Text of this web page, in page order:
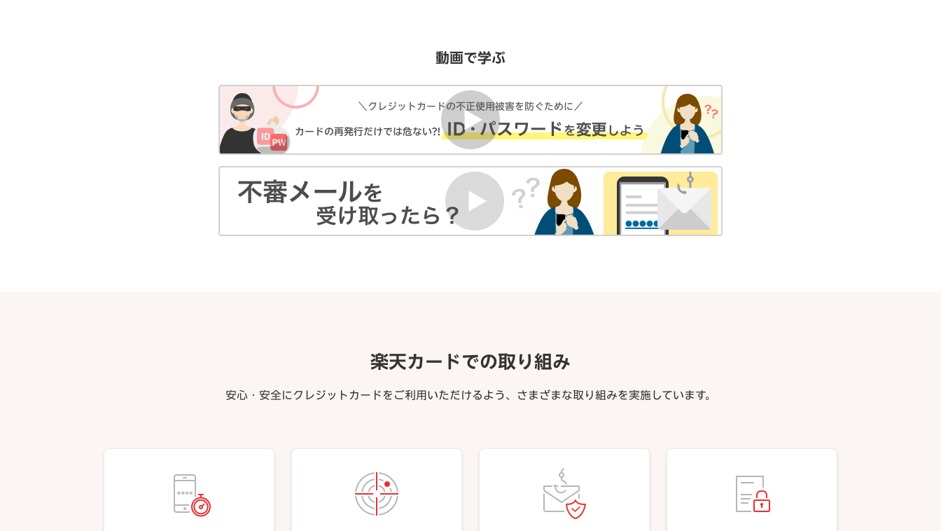
動画で学ぶ
楽天カードでの取り組み
安心・安全にクレジットカードをご利用いただけるよう、さまざまな取り組みを実施しています。